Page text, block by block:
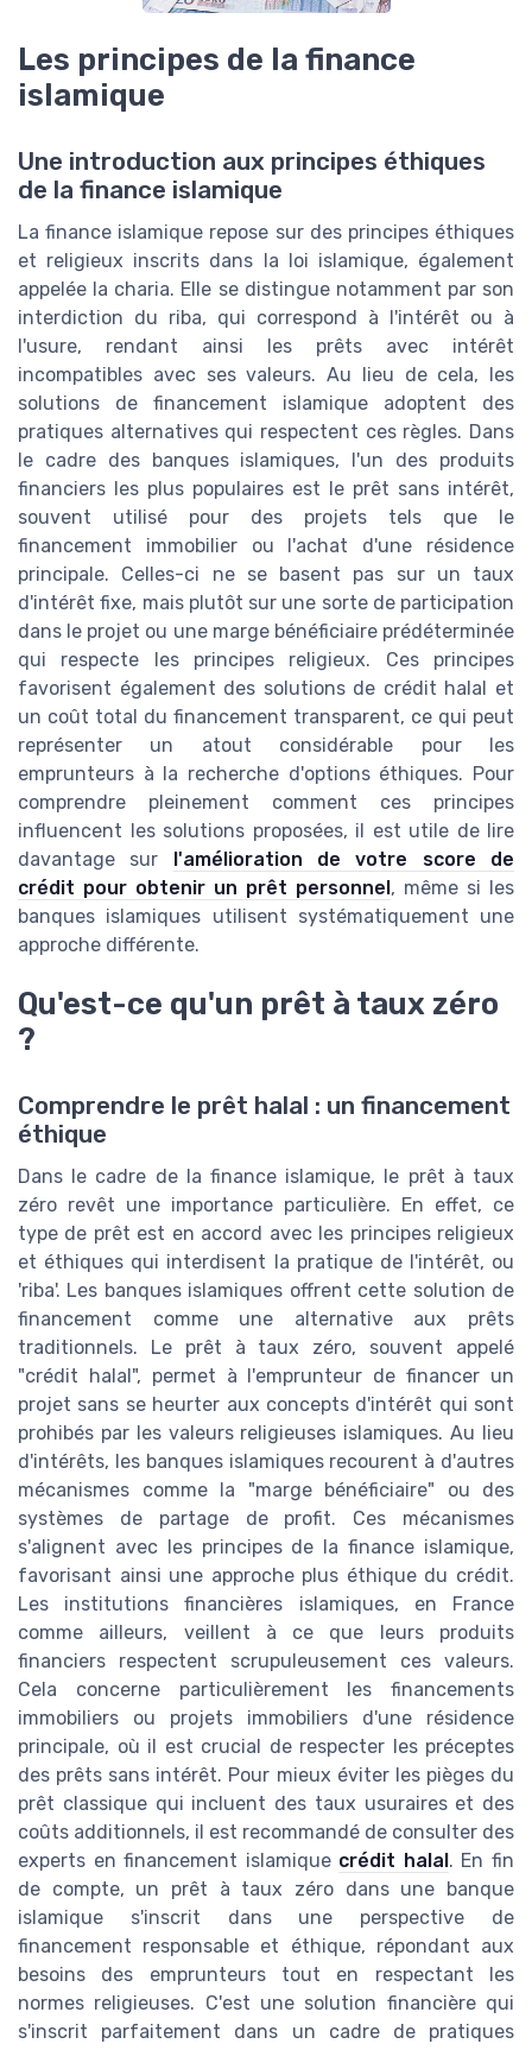
Les principes de la finance
islamique
Une introduction aux principes éthiques
de la finance islamique
La finance islamique repose sur des principes éthiques
et religieux inscrits dans la loi islamique, également
appelée la charia. Elle se distingue notamment par son
interdiction du riba, qui correspond à l'intérêt ou à
l'usure, rendant ainsi les prêts avec intérêt
incompatibles avec ses valeurs. Au lieu de cela, les
solutions de financement islamique adoptent des
pratiques alternatives qui respectent ces règles. Dans
le cadre des banques islamiques, l'un des produits
financiers les plus populaires est le prêt sans intérêt,
souvent utilisé pour des projets tels que le
financement immobilier ou l'achat d'une résidence
principale. Celles-ci ne se basent pas sur un taux
d'intérêt fixe, mais plutôt sur une sorte de participation
dans le projet ou une marge bénéficiaire prédéterminée
qui respecte les principes religieux. Ces principes
favorisent également des solutions de crédit halal et
un coût total du financement transparent, ce qui peut
représenter un atout considérable pour les
emprunteurs à la recherche d'options éthiques. Pour
comprendre pleinement comment ces principes
influencent les solutions proposées, il est utile de lire
davantage sur l'amélioration de votre score de
crédit pour obtenir un prêt personnel, même si les
banques islamiques utilisent systématiquement une
approche différente.
Qu'est-ce qu'un prêt à taux zéro
?
Comprendre le prêt halal : un financement
éthique
Dans le cadre de la finance islamique, le prêt à taux
zéro revêt une importance particulière. En effet, ce
type de prêt est en accord avec les principes religieux
et éthiques qui interdisent la pratique de l'intérêt, ou
'riba'. Les banques islamiques offrent cette solution de
financement comme une alternative aux prêts
traditionnels. Le prêt à taux zéro, souvent appelé
"crédit halal", permet à l'emprunteur de financer un
projet sans se heurter aux concepts d'intérêt qui sont
prohibés par les valeurs religieuses islamiques. Au lieu
d'intérêts, les banques islamiques recourent à d'autres
mécanismes comme la "marge bénéficiaire" ou des
systèmes de partage de profit. Ces mécanismes
s'alignent avec les principes de la finance islamique,
favorisant ainsi une approche plus éthique du crédit.
Les institutions financières islamiques, en France
comme ailleurs, veillent à ce que leurs produits
financiers respectent scrupuleusement ces valeurs.
Cela concerne particulièrement les financements
immobiliers ou projets immobiliers d'une résidence
principale, où il est crucial de respecter les préceptes
des prêts sans intérêt. Pour mieux éviter les pièges du
prêt classique qui incluent des taux usuraires et des
coûts additionnels, il est recommandé de consulter des
experts en financement islamique crédit halal . En fin
de compte, un prêt à taux zéro dans une banque
islamique s'inscrit dans une perspective de
financement responsable et éthique, répondant aux
besoins des emprunteurs tout en respectant les
normes religieuses. C'est une solution financière qui
s'inscrit parfaitement dans un cadre de pratiques